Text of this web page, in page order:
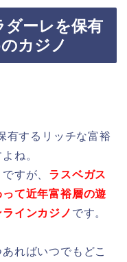
ダーレを保有
カジノ
有するリッチな富裕
ね。
すが、 ラスベガス
て近年富裕層の遊
インカジノ です。
ればいつでもどこ